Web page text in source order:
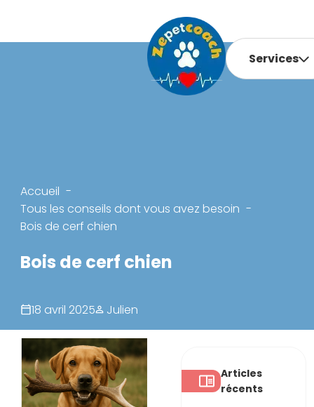
Services
Accueil
Tous les conseils dont vous avez besoin
Bois de cerf chien
Bois de cerf chien
18 avril 2025 Julien
Articles
récents